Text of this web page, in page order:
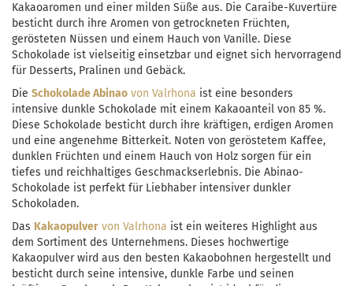
Kakaoaromen und einer milden Süße aus. Die Caraibe-Kuvertüre
besticht durch ihre Aromen von getrockneten Früchten,
gerösteten Nüssen und einem Hauch von Vanille. Diese
Schokolade ist vielseitig einsetzbar und eignet sich hervorragend
für Desserts, Pralinen und Gebäck.
Die Schokolade Abinao von Valrhona ist eine besonders
intensive dunkle Schokolade mit einem Kakaoanteil von 85 %.
Diese Schokolade besticht durch ihre kräftigen, erdigen Aromen
und eine angenehme Bitterkeit. Noten von geröstetem Kaffee,
dunklen Früchten und einem Hauch von Holz sorgen für ein
tiefes und reichhaltiges Geschmackserlebnis. Die Abinao-
Schokolade ist perfekt für Liebhaber intensiver dunkler
Schokoladen.
Das Kakaopulver von Valrhona ist ein weiteres Highlight aus
dem Sortiment des Unternehmens. Dieses hochwertige
Kakaopulver wird aus den besten Kakaobohnen hergestellt und
besticht durch seine intensive, dunkle Farbe und seinen